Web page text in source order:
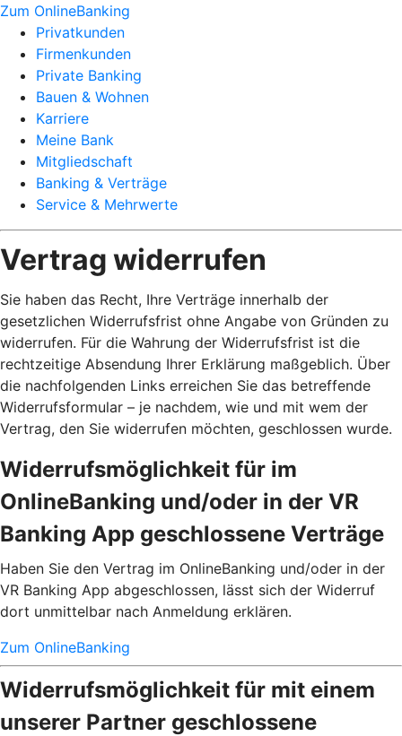
Zum OnlineBanking
Privatkunden
Firmenkunden
Private Banking
Bauen & Wohnen
Karriere
Meine Bank
Mitgliedschaft
Banking & Verträge
Service & Mehrwerte
Vertrag widerrufen
Sie haben das Recht, Ihre Verträge innerhalb der
gesetzlichen Widerrufsfrist ohne Angabe von Gründen zu
widerrufen. Für die Wahrung der Widerrufsfrist ist die
rechtzeitige Absendung Ihrer Erklärung maßgeblich. Über
die nachfolgenden Links erreichen Sie das betreffende
Widerrufsformular – je nachdem, wie und mit wem der
Vertrag, den Sie widerrufen möchten, geschlossen wurde.
Widerrufsmöglichkeit für im
OnlineBanking und/oder in der VR
Banking App geschlossene Verträge
Haben Sie den Vertrag im OnlineBanking und/oder in der
VR Banking App abgeschlossen, lässt sich der Widerruf
dort unmittelbar nach Anmeldung erklären.
Zum OnlineBanking
Widerrufsmöglichkeit für mit einem
unserer Partner geschlossene